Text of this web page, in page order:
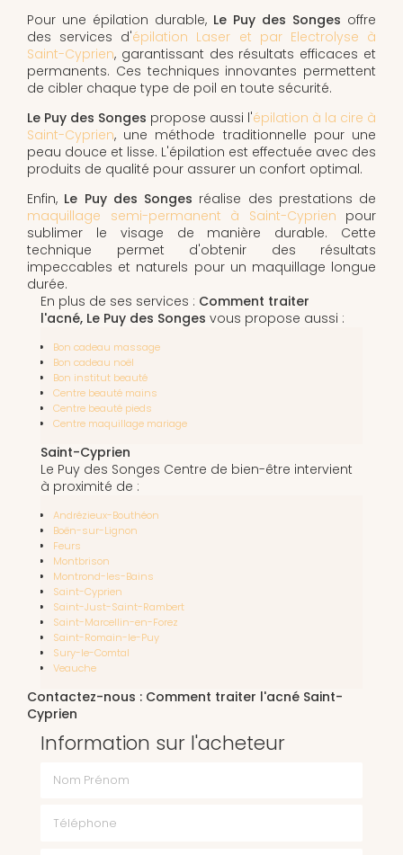
Pour une épilation durable, Le Puy des Songes offre
des services d'épilation Laser et par Electrolyse à
Saint-Cyprien, garantissant des résultats efficaces et
permanents. Ces techniques innovantes permettent
de cibler chaque type de poil en toute sécurité.
Le Puy des Songes propose aussi l'épilation à la cire à
Saint-Cyprien, une méthode traditionnelle pour une
peau douce et lisse. L'épilation est effectuée avec des
produits de qualité pour assurer un confort optimal.
Enfin, Le Puy des Songes réalise des prestations de
maquillage semi-permanent à Saint-Cyprien pour
sublimer le visage de manière durable. Cette
technique permet d'obtenir des résultats
impeccables et naturels pour un maquillage longue
durée.
En plus de ses services : Comment traiter
l'acné, Le Puy des Songes vous propose aussi :
Bon cadeau massage
Bon cadeau noël
Bon institut beauté
Centre beauté mains
Centre beauté pieds
Centre maquillage mariage
Saint-Cyprien
Le Puy des Songes Centre de bien-être intervient
à proximité de :
Andrézieux-Bouthéon
Boën-sur-Lignon
Feurs
Montbrison
Montrond-les-Bains
Saint-Cyprien
Saint-Just-Saint-Rambert
Saint-Marcellin-en-Forez
Saint-Romain-le-Puy
Sury-le-Comtal
Veauche
Contactez-nous : Comment traiter l'acné Saint-
Cyprien
Information sur l'acheteur